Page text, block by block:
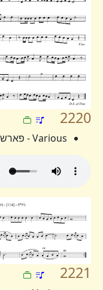
2220
Various - פארשיידענע
2221